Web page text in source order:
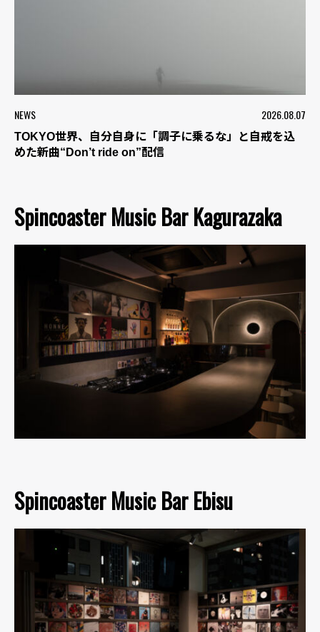
NEWS 2026.08.07
TOKYO世界、自分自身に「調子に乗るな」と自戒を込
めた新曲“Don’t ride on”配信
Spincoaster Music Bar Kagurazaka
Spincoaster Music Bar Ebisu